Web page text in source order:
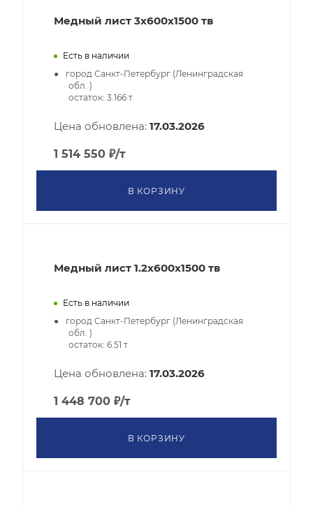
Медный лист 3x600x1500 тв
Есть в наличии
город Санкт-Петербург (Ленинградская
обл. )
остаток: 3.166 т
Цена обновлена: 17.03.2026
1 514 550 ₽/т
В КОРЗИНУ
Медный лист 1.2x600x1500 тв
Есть в наличии
город Санкт-Петербург (Ленинградская
обл. )
остаток: 6.51 т
Цена обновлена: 17.03.2026
1 448 700 ₽/т
В КОРЗИНУ